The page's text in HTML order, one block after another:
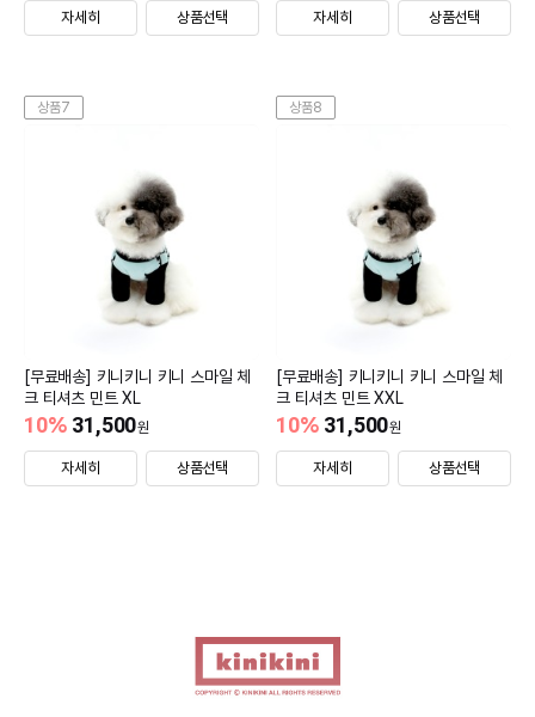
자세히 상품선택 자세히 상품선택
상품7
[무료배송] 키니키니 키니 스마일 체
크 티셔츠 민트 XL
31,500원
10%
자세히 상품선택
상품8
[무료배송] 키니키니 키니 스마일 체
크 티셔츠 민트 XXL
31,500원
10%
자세히 상품선택